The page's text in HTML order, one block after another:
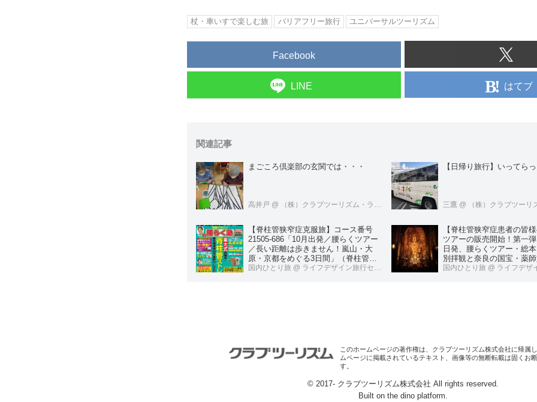
杖・車いすで楽しむ旅 バリアフリー旅行 ユニバーサルツーリズム
Facebook
LINE はてブ
関連記事
まごころ倶楽部の玄関では・・・
高井戸 @ （株）クラブツーリズム・ライフケアサービス
【日帰り旅行】いってら
三鷹 @ （株）クラブツーリズム・ライ
【脊柱管狭窄症克服旅】コース番号
21505-686「10月出発／腰らくツアー
／長い距離は歩きません！嵐山・大
原・京都をめぐる3日間」（脊柱管狭
窄症克服マガジンのわかさ出版との共
国内ひとり旅 @ ライフデザイン旅行センター
【脊柱管狭窄症患者の皆
ツアーの販売開始！第一
日発、腰らくツアー・総
別拝観と奈良の国宝・薬
る2日間」（脊柱管狭窄症
国内ひとり旅 @ ライフデザイ
このホームページの著作権は、クラブツーリズム株式会社に帰属
ムページに掲載されているテキスト、画像等の無断転載は固くお
す。
© 2017- クラブツーリズム株式会社 All rights reserved.
Built on the dino platform.